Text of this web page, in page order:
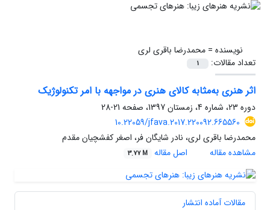
نویسنده =محمدرضا باقری لری
تعداد مقالات:
1
اثر هنری به‌مثابه کالای هنری در مواجهه با امر تکنولوژیک
دوره 23، شماره 4، زمستان 1397، صفحه
21-28
10.22059/jfava.2017.220092.665560
محمدرضا باقری لری، نادر شایگان فر، اصغر کفشچیان مقدم
مشاهده مقاله
اصل مقاله 3.77 M
مقالات آماده انتشار